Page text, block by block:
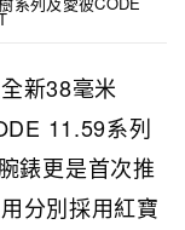
新38毫米
11.59系列
錶更是首次推
分別採用紅寶